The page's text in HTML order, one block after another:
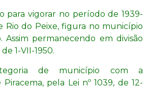
para vigorar no período de 1939-
Rio do Peixe, figura no município
Assim permanecendo em divisão
1-VII-1950.
de município com a
pela Lei nº 1039, de 12-